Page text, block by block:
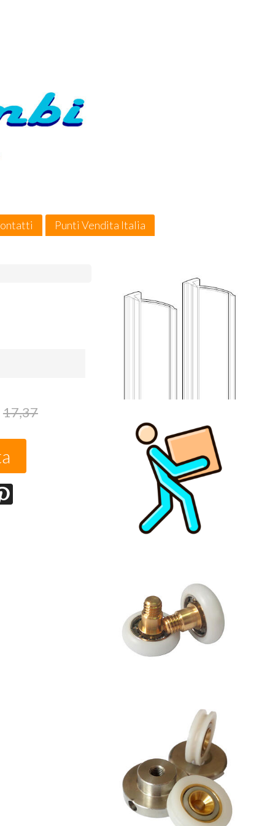
Punti Vendita Italia
17,37